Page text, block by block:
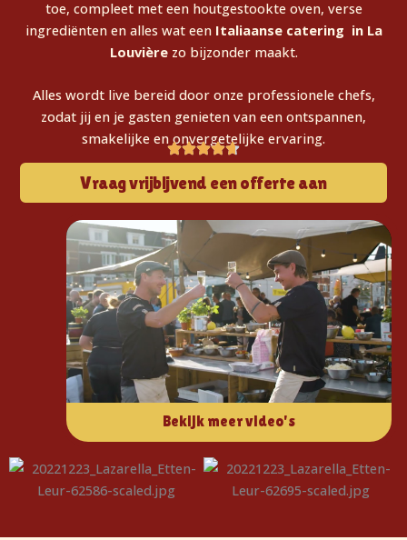
toe, compleet met een houtgestookte oven, verse
ingrediënten en alles wat een Italiaanse catering in La
Louvièrezo bijzonder maakt.
Alles wordt live bereid door onze professionele chefs,
zodat jij en je gasten genieten van een ontspannen,
smakelijke en onvergetelijke ervaring.
Vraag vrijbljvend een offerte aan
Bekijk meer video's